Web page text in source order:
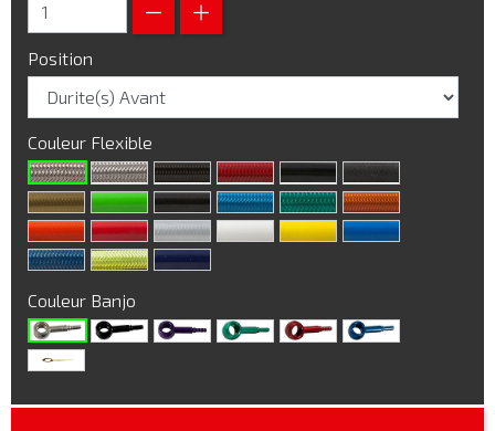
Position
Couleur Flexible
Couleur Banjo